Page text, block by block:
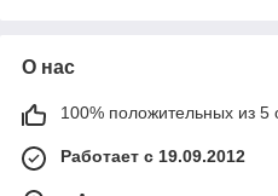
О нас
100% положительных из 5
Работает с 19.09.2012